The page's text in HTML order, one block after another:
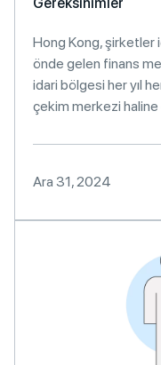
Hong Kong, şirketler
önde gelen finans
idari bölgesi her yıl
çekim merkezi
Ara 31, 2024